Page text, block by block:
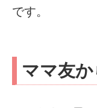
です。
ママ友